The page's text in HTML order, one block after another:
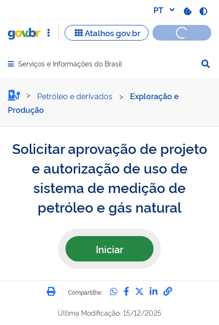
Abrir menu principal de navegação
Serviços e Informações do Brasil
Solicitar aprovação de
Petróleo e derivados >
Exploração e
Produção
Solicitar aprovação de projeto
e autorização de uso de
sistema de medição de
petróleo e gás natural
Iniciar
Imprimir
Compartilhe: Compartilhe no
Compartilhe no
Compartilhe no
Compartilhe
Última Modificação: 15/12/2025